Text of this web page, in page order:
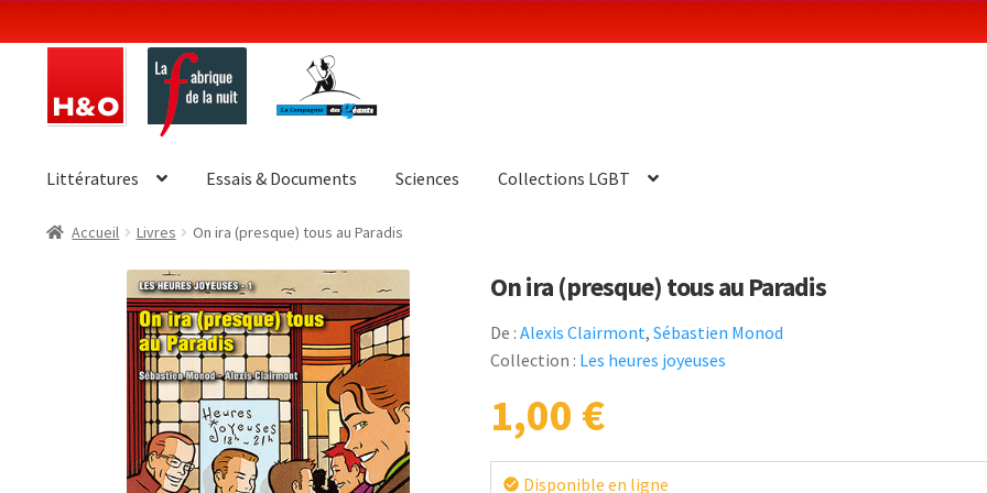
la
contenu
Littératures Essais & Documents Sciences Collections LGBT
Accueil Livres On ira (presque) tous au Paradis
On ira (presque) tous au Paradis
De :Alexis Clairmont,Sébastien Monod
Collection : Les heures joyeuses
1,00 €
check_circle Disponible en ligne